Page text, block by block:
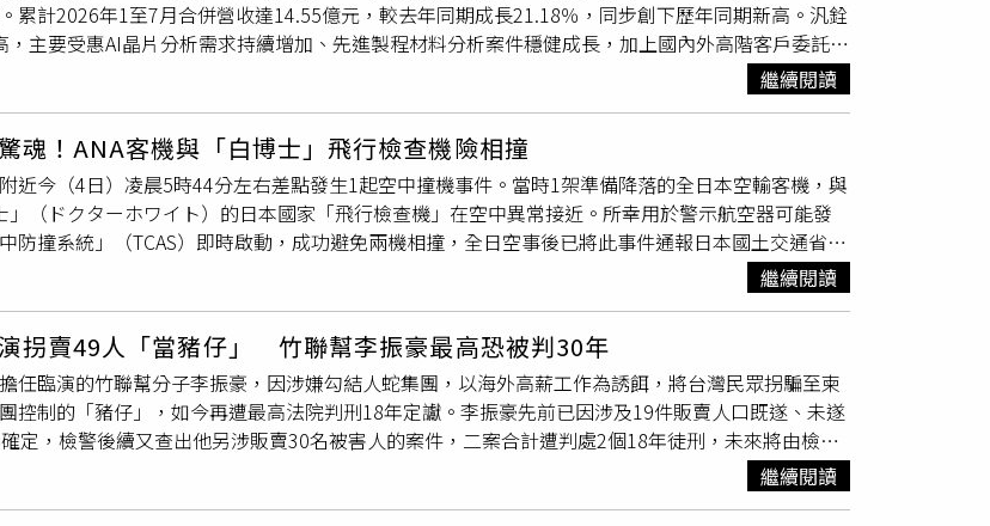
工查驗；同時加強金門返臺旅客行李檢查，嚴防未經檢疫之豬肉及其製品輸往臺灣本島及其他離
海巡、海關、航警及航空站等邊境管制機關合作，加強高風險旅客、國際郵包、海運快遞及走私案
查與疑似海漂動物即時通報。防檢署各分署亦將依轄區風險，持續強化旅客行李安檢、X光判讀、
導，嚴守國境防線。應變中心提醒，為強化風險控管 ，今日已公告暫停金門地區豬肉及其加工產品輸
島，至少須連續1週無疫情發生，始得解除相關管制措施。應變中心呼籲，民眾如於岸際發現疑似
屍體，切勿接觸、搬動或自行處理，應立即通報海巡或地方動物防疫機關。旅客切勿違規攜帶豬肉
場亦應落實人員及車輛門禁、進出消毒、場區環境清潔及異常死亡通報，共同防堵非洲豬瘟入侵，
全。
累計2026年1至7月合併營收達14.55億元，較去年同期成長21.18％，同步創下歷年同期新高。汎銓
，主要受惠AI晶片分析需求持續增加、先進製程材料分析案件穩健成長，加上國內外高階客戶委託案
司整體營運隨著AI、高效能運算、先進製程及矽光子等市場需求而保持熱絡。近年全球半導體產業
先進封裝及光通訊技術發展，帶動晶片結構、材料應用與製程整合複雜度提升，也使高階分析、驗證
及量產導入過程中的重要性同步提高。汎銓長期深耕先進製程材料分析、AI晶片分析平台及矽光子
從研發驗證、失效分析到製程優化等完整分析解決方案，持續強化其於半導體高階分析服務市場的
球布局方面，汎銓持續深化海外營運據點，繼南京、深圳營運據點後，上海營運廠區規劃於8月中
強化大陸地區委案服務，以提供更即時、更完整的高階材料分析技術支援。尤其目前大陸地區主要
析(MA)業務，受惠於AI及半導體設備開發需求快速成長，今年累計前7月大陸地區營收較去年同期已
海營運廠區加入，有助於創造整體營運良好正面加分效果。隨著AI、高速光通訊及先進製程技術正
檢測技術相
台灣、美國、日本及韓國等主要市場專利布局，戮力完善「分析服務、研發除錯（Debug）設備銷
作開發、專利授權」四大營運模式，以強化在矽光子檢測領域的技術平台價值與高附加價值營運利
繼續閱讀
魂！ANA客機與「白博士」飛行檢查機險相撞
近今（4日）凌晨5時44分左右差點發生1起空中撞機事件。當時1架準備降落的全日本空輸客機，與
」（ドクターホワイト）的日本國家「飛行檢查機」在空中異常接近。所幸用於警示航空器可能發
防撞系統」（TCAS）即時啟動，成功避免兩機相撞，全日空事後已將此事件通報日本國土交通省。
，全日空及日本國土交通省指出，當時準備降落的是由中國上海飛往東京羽田的NH968航班，機上
乘客。該航班原定於4日上午5時45分抵達羽田機場，在朝C跑道降落並下降過程中，TCAS突然啟動
人員立即中止降落程序，改為拉升復飛，成功避開可能發生的碰撞。班機最終於上午6時10分安全降
及乘客均無人受傷。日本國土交通省指出，涉事的飛行檢查機自D跑道起飛後進行轉向飛行，其飛
客機下降準備降落的航線。目前確認飛行檢查機上的TCAS並未啟動，相關單位正在進一步確認事件
因。機身為白色的飛行檢查機由日本國土交通省負責運用，主要任務是在空中檢查攸關航空安全的
電導航設備、機場燈光等是否正常運作。該機會透過實際飛行，確認無線電及雷達等航空設施是否
日本政府也將其暱稱為「白博士」（對應到日本新幹線亮黃色的電氣與軌道綜合
列車「黃博
繼續閱讀
拐賣49人「當豬仔」 竹聯幫李振豪最高恐被判30年
任臨演的竹聯幫分子李振豪，因涉嫌勾結人蛇集團，以海外高薪工作為誘餌，將台灣民眾拐騙至柬
控制的「豬仔」，如今再遭最高法院判刑18年定讞。李振豪先前已因涉及19件販賣人口既遂、未遂
定，檢警後續又查出他另涉販賣30名被害人的案件，二案合計遭判處2個18年徒刑，未來將由檢察
應執行刑，依現行數罪併罰規定，最高執行刑度上限為30年。據《ETtoday新聞雲》報導，檢警調
本在台北市中山區經營酒店，但受到新冠肺炎疫情影響，酒店生意陷入低迷。期間，他發現手下小弟
繼續閱讀